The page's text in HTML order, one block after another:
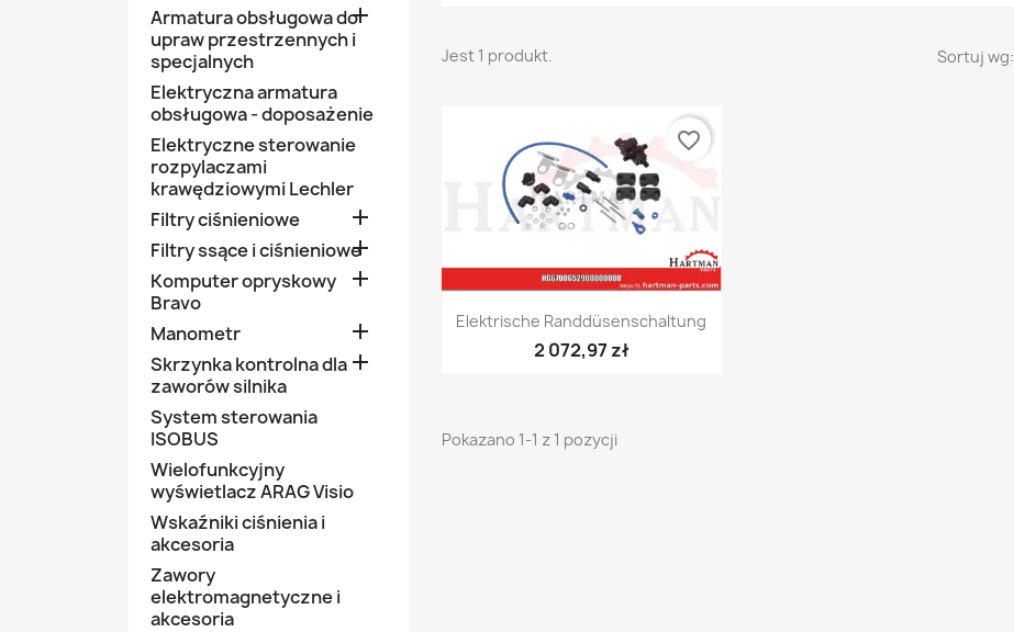
Armatura obsługowa do
upraw przestrzennych i
specjalnych

Elektryczna armatura
obsługowa - doposażenie
Elektryczne sterowanie
rozpylaczami
krawędziowymi Lechler
Filtry ciśnieniowe

Filtry ssące i ciśnieniowe

Komputer opryskowy
Bravo

Manometr 
Skrzynka kontrolna dla
zaworów silnika

System sterowania
ISOBUS
Wielofunkcyjny
wyświetlacz ARAG Visio
Wskaźniki ciśnienia i
akcesoria
Zawory
elektromagnetyczne i
akcesoria
Jest 1 produkt. Sortuj wg:
Szybki podgląd
Elektrische Randdüsenschaltung
2 072,97 zł
favorite_border
Pokazano 1-1 z 1 pozycji